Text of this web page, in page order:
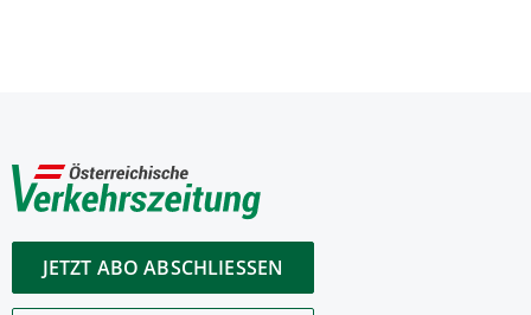
JETZT ABO ABSCHLIESSEN